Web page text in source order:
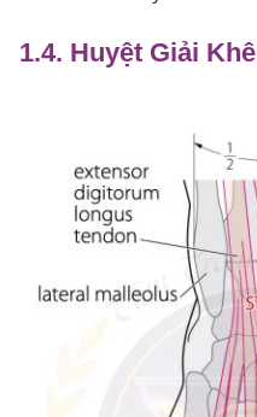
1.4. Huyệt Giải Khê